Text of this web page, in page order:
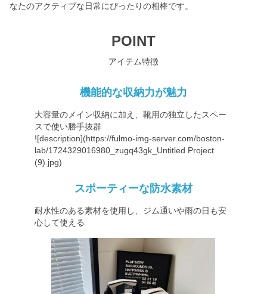
なたのアクティブな日常にぴったりの相棒です。
POINT
アイテム特徴
機能的な収納力が魅力
大容量のメイン収納に加え、靴用の独立したスペー
スで使い勝手抜群
![description](https://fulmo-img-server.com/boston-
lab/1724329016980_zugq43gk_Untitled Project
(9).jpg)
スポーティーな防水素材
耐水性のある素材を使用し、ジム通いや雨の日も安
心して使える